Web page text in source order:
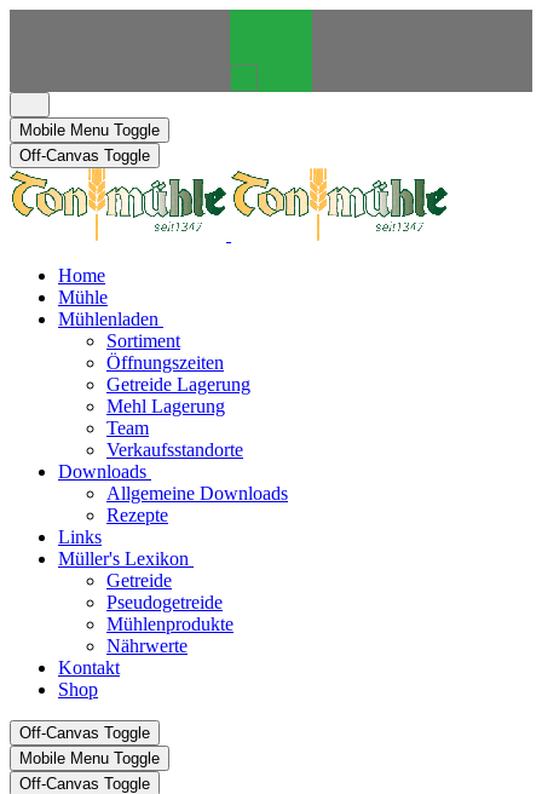
Mobile Menu Toggle
Off-Canvas Toggle
Home
Mühle
Mühlenladen
Sortiment
Öffnungszeiten
Getreide Lagerung
Mehl Lagerung
Team
Verkaufsstandorte
Downloads
Allgemeine Downloads
Rezepte
Links
Müller's Lexikon
Getreide
Pseudogetreide
Mühlenprodukte
Nährwerte
Kontakt
Shop
Off-Canvas Toggle
Mobile Menu Toggle
Off-Canvas Toggle